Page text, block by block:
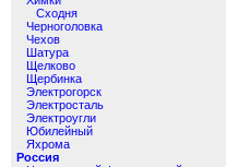
Сходня
Черноголовка
Чехов
Шатура
Щелково
Щербинка
Электрогорск
Электросталь
Электроугли
Юбилейный
Яхрома
Россия